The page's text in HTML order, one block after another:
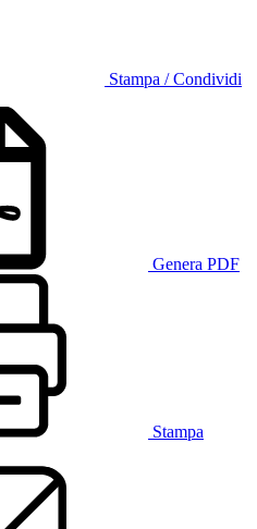
Stampa / Condividi
Genera PDF
Stampa